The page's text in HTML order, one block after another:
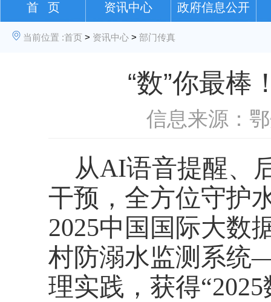
首 页 资讯中心 政府信息公开
当前位置 :首页 > 资讯中心 > 部门传真
“数”你最棒
信息来源：
从AI语音提醒、
干预，全方位守护
2025中国国际大数
村防溺水监测系统
理实践，获得